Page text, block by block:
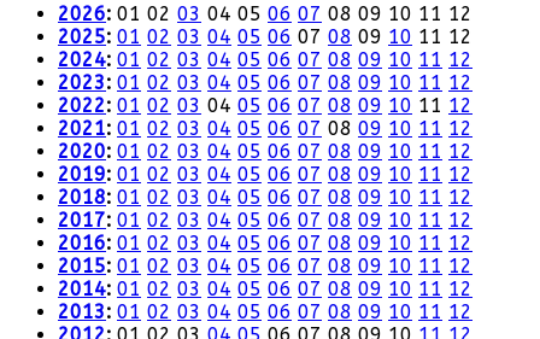
2026: 01 02 03 04 05 06 07 08 09 10 11 12
2025: 01 02 03 04 05 06 07 08 09 10 11 12
2024: 01 02 03 04 05 06 07 08 09 10 11 12
2023: 01 02 03 04 05 06 07 08 09 10 11 12
2022: 01 02 03 04 05 06 07 08 09 10 11 12
2021: 01 02 03 04 05 06 07 08 09 10 11 12
2020: 01 02 03 04 05 06 07 08 09 10 11 12
2019: 01 02 03 04 05 06 07 08 09 10 11 12
2018: 01 02 03 04 05 06 07 08 09 10 11 12
2017: 01 02 03 04 05 06 07 08 09 10 11 12
2016: 01 02 03 04 05 06 07 08 09 10 11 12
2015: 01 02 03 04 05 06 07 08 09 10 11 12
2014: 01 02 03 04 05 06 07 08 09 10 11 12
2013: 01 02 03 04 05 06 07 08 09 10 11 12
2012: 01 02 03 04 05 06 07 08 09 10 11 12